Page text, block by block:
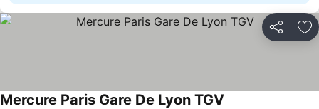
Teilen
Mercure Paris Gare De Lyon TGV